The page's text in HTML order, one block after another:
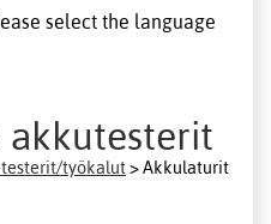
select the language
testerit/työkalut> Akkulaturit